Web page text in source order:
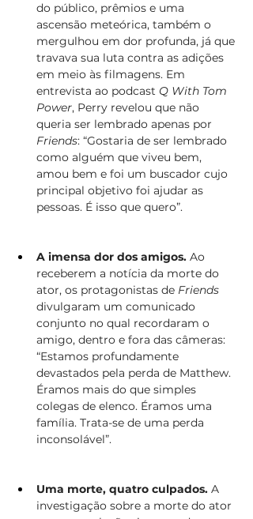
do público, prêmios e uma
ascensão meteórica, também o
mergulhou em dor profunda, já que
travava sua luta contra as adições
em meio às filmagens. Em
entrevista ao podcast Q With Tom
Power, Perry revelou que não
queria ser lembrado apenas por
Friends: “Gostaria de ser lembrado
como alguém que viveu bem,
amou bem e foi um buscador cujo
principal objetivo foi ajudar as
pessoas. É isso que quero”.
A imensa dor dos amigos. Ao
receberem a notícia da morte do
ator, os protagonistas de Friends
divulgaram um comunicado
conjunto no qual recordaram o
amigo, dentro e fora das câmeras:
“Estamos profundamente
devastados pela perda de Matthew.
Éramos mais do que simples
colegas de elenco. Éramos uma
família. Trata-se de uma perda
inconsolável”.
Uma morte, quatro culpados. A
investigação sobre a morte do ator